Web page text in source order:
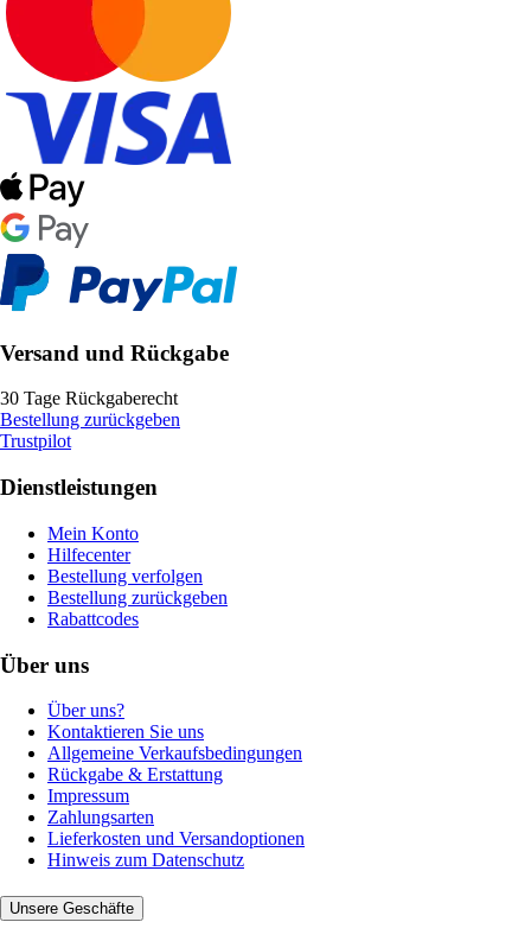
Versand und Rückgabe
30 Tage Rückgaberecht
Bestellung zurückgeben
Trustpilot
Dienstleistungen
Mein Konto
Hilfecenter
Bestellung verfolgen
Bestellung zurückgeben
Rabattcodes
Über uns
Über uns?
Kontaktieren Sie uns
Allgemeine Verkaufsbedingungen
Rückgabe & Erstattung
Impressum
Zahlungsarten
Lieferkosten und Versandoptionen
Hinweis zum Datenschutz
Unsere Geschäfte